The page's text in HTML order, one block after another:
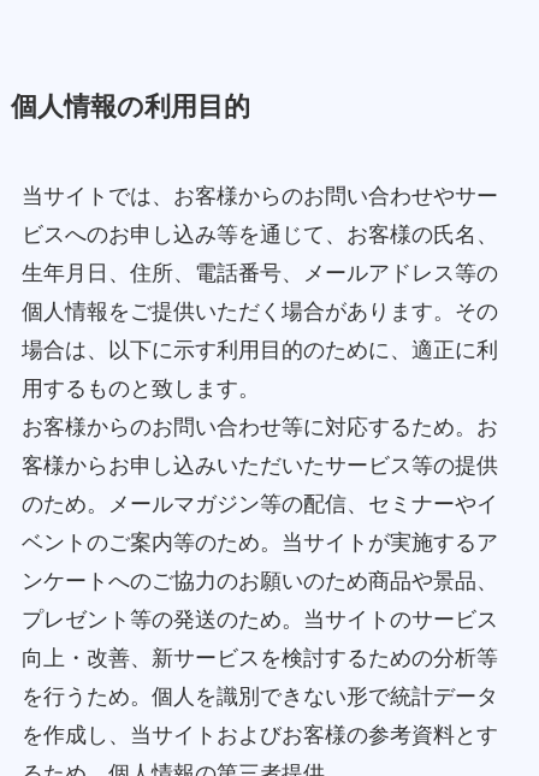
個人情報の利用目的
当サイトでは、お客様からのお問い合わせやサー
ビスへのお申し込み等を通じて、お客様の氏名、
生年月日、住所、電話番号、メールアドレス等の
個人情報をご提供いただく場合があります。その
場合は、以下に示す利用目的のために、適正に利
用するものと致します。
お客様からのお問い合わせ等に対応するため。お
客様からお申し込みいただいたサービス等の提供
のため。メールマガジン等の配信、セミナーやイ
ベントのご案内等のため。当サイトが実施するア
ンケートへのご協力のお願いのため商品や景品、
プレゼント等の発送のため。当サイトのサービス
向上・改善、新サービスを検討するための分析等
を行うため。個人を識別できない形で統計データ
を作成し、当サイトおよびお客様の参考資料とす